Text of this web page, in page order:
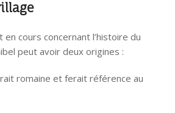
cours concernant l’histoire du
peut avoir deux origines :
romaine et ferait référence au